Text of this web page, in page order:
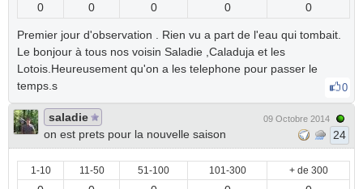
0 0 0 0 0
Premier jour d'observation . Rien vu a part de l'eau qui tombait.
Le bonjour à tous nos voisin Saladie ,Caladuja et les
Lotois.Heureusement qu'on a les telephone pour passer le
temps.s
0
saladie
on est prets pour la nouvelle saison
09 Octobre 2014
24
1-10 11-50 51-100 101-300 + de 300